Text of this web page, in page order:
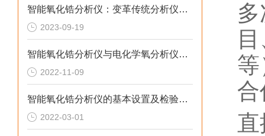
智能氧化锆分析仪：变革传统分析仪技术的仪器
2023-09-19
智能氧化锆分析仪与电化学氧分析仪间怎么选？
2022-11-09
智能氧化锆分析仪的基本设置及检验操作说明
2022-03-01